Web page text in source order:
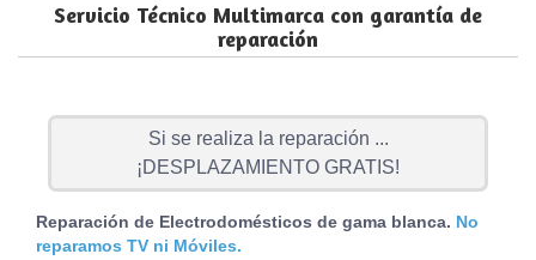
Servicio Técnico Multimarca con garantía de
reparación
Si se realiza la reparación ...
¡DESPLAZAMIENTO GRATIS!
Reparación de Electrodomésticos de gama blanca. No
reparamos TV ni Móviles.